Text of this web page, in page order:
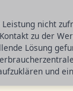
nicht
zu der
Lösung
und